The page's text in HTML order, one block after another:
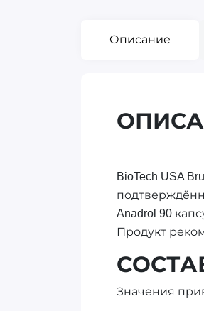
Описание
BioTech USA
Anadrol 90
Продукт
Значения